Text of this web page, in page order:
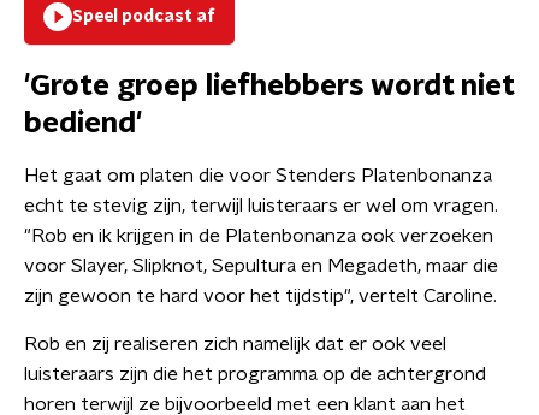
Speel podcast af
'Grote groep liefhebbers wordt niet
bediend'
Het gaat om platen die voor Stenders Platenbonanza
echt te stevig zijn, terwijl luisteraars er wel om vragen.
"Rob en ik krijgen in de Platenbonanza ook verzoeken
voor Slayer, Slipknot, Sepultura en Megadeth, maar die
zijn gewoon te hard voor het tijdstip", vertelt Caroline.
Rob en zij realiseren zich namelijk dat er ook veel
luisteraars zijn die het programma op de achtergrond
horen terwijl ze bijvoorbeeld met een klant aan het